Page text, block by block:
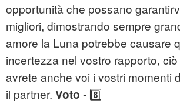
opportunità che possano
migliori, dimostrando sempre
amore la Luna potrebbe causare
incertezza nel vostro rapporto,
avrete anche voi i vostri momenti
il partner. Voto - 8️⃣